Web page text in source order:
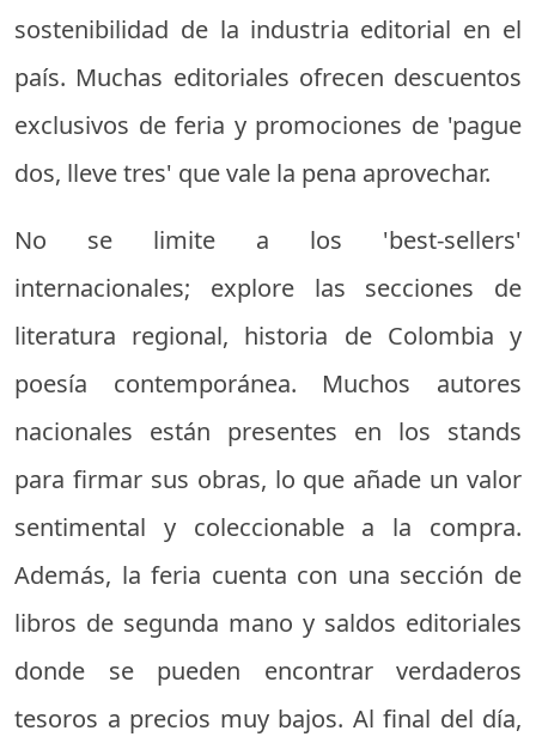
sostenibilidad de la industria editorial en el
país. Muchas editoriales ofrecen descuentos
exclusivos de feria y promociones de 'pague
dos, lleve tres' que vale la pena aprovechar.
No se limite a los 'best-sellers'
internacionales; explore las secciones de
literatura regional, historia de Colombia y
poesía contemporánea. Muchos autores
nacionales están presentes en los stands
para firmar sus obras, lo que añade un valor
sentimental y coleccionable a la compra.
Además, la feria cuenta con una sección de
libros de segunda mano y saldos editoriales
donde se pueden encontrar verdaderos
tesoros a precios muy bajos. Al final del día,